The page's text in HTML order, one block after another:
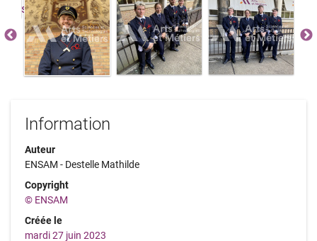
Information
Auteur
ENSAM - Destelle Mathilde
Copyright
© ENSAM
Créée le
mardi 27 juin 2023